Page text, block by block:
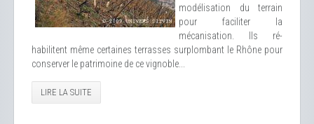
modélisation du terrain
pour faciliter la
mécanisation. Ils ré-
habilitent même certaines terrasses surplombant le Rhône pour
conserver le patrimoine de ce vignoble...
LIRE LA SUITE